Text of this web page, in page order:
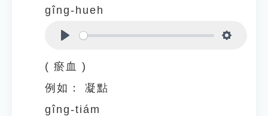
gîng-hueh
( 瘀血 )
例如：
凝點
gîng-tiám